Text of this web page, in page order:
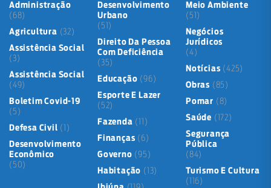
Administração
(68)
Agricultura (32)
Assistência Social
(3)
Assistência Social
(49)
Boletim Covid-19
(5)
Defesa Civil (1)
Desenvolvimento
Econômico
(50)
Desenvolvimento
Urbano
(51)
Direito Da Pessoa
Com Deficiência
(35)
Educação (96)
Esporte E Lazer
(52)
Fazenda (11)
Finanças (6)
Governo (95)
Habitação (13)
Meio Ambiente
(51)
Negócios
Jurídicos
(4)
Notícias (425)
Obras (85)
Pomar (8)
Saúde (172)
Segurança
Pública
(84)
Turismo E Cultura
(116)